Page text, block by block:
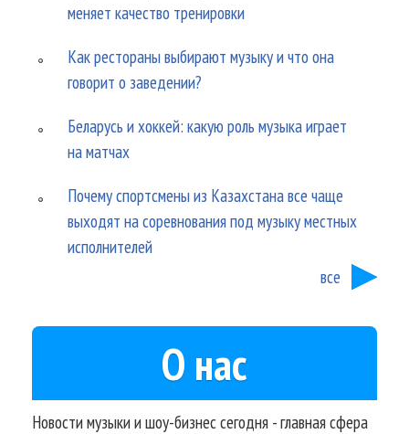
меняет качество тренировки
Как рестораны выбирают музыку и что она
говорит о заведении?
Беларусь и хоккей: какую роль музыка играет
на матчах
Почему спортсмены из Казахстана все чаще
выходят на соревнования под музыку местных
исполнителей
все
О нас
Новости музыки и шоу-бизнес сегодня - главная сфера